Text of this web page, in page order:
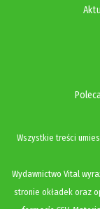
Wszystkie treści
Wydawnictwo Vital
stronie okładek oraz